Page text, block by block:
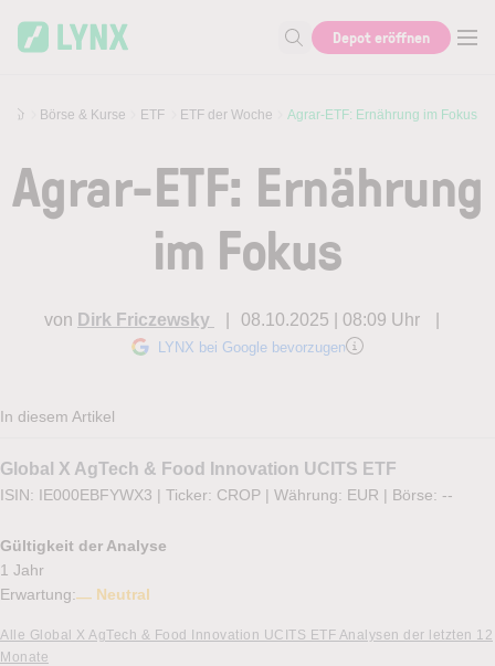
Suche nach Aktie, Autor...
Depot eröffnen
Börse & Kurse ETF ETF der Woche Agrar-ETF: Ernährung im Fokus
Agrar-ETF: Ernährung
im Fokus
von Dirk Friczewsky 08.10.2025 | 08:09 Uhr
LYNX bei Google bevorzugen
In diesem Artikel
Global X AgTech & Food Innovation UCITS ETF
ISIN: IE000EBFYWX3 | Ticker: CROP | Währung: EUR | Börse: --
Gültigkeit der Analyse
1 Jahr
Erwartung:
Neutral
Alle Global X AgTech & Food Innovation UCITS ETF Analysen der letzten 12
Monate